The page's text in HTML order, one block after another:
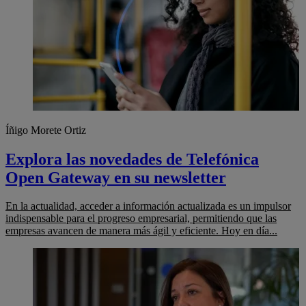
Íñigo Morete Ortiz
Explora las novedades de Telefónica
Open Gateway en su newsletter
En la actualidad, acceder a información actualizada es un impulsor
indispensable para el progreso empresarial, permitiendo que las
empresas avancen de manera más ágil y eficiente. Hoy en día...